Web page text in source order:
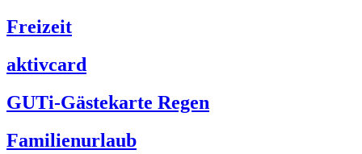
Freizeit
aktivcard
GUTi-Gästekarte Regen
Familienurlaub